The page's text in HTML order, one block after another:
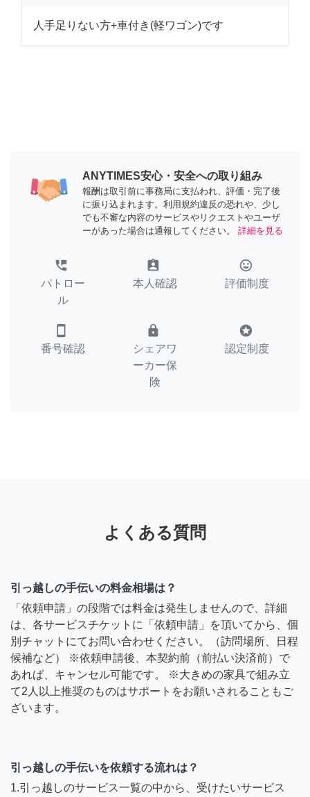
人手足りない方+車付き(軽ワゴン)です
ANYTIMES安心・安全への取り組み
報酬は取引前に事務局に支払われ、評価・完了後
に振り込まれます。利用規約違反の恐れや、少し
でも不審な内容のサービスやリクエストやユーザ
ーがあった場合は通報してください。
詳細を見る
perm_phone_msg
パトロー
ル
assignment_ind
本人確認
tag_faces
評価制度
smartphone
番号確認
lock
シェアワ
ーカー保
険
stars
認定制度
よくある質問
引っ越しの手伝いの料金相場は？
「依頼申請」の段階では料金は発生しませんので、詳細
は、各サービスチケットに「依頼申請」を頂いてから、個
別チャットにてお問い合わせください。（訪問場所、日程
候補など） ※依頼申請後、本契約前（前払い決済前）で
あれば、キャンセル可能です。 ※大きめの家具で組み立
て2人以上推奨のものはサポートをお願いされることもご
ざいます。
引っ越しの手伝いを依頼する流れは？
1.引っ越しのサービス一覧の中から、受けたいサービス